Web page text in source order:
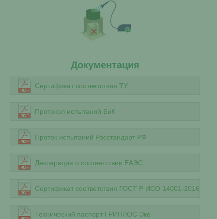
Документация
Сертификат соответствия ТУ
Протокол испытаний БиК
Проток испытаний Росстандарт РФ
Декларация о соответствии ЕАЭС
Сертификат соответствия ГОСТ Р ИСО 14001-2016
Технический паспорт ГРИНЛОС Эко